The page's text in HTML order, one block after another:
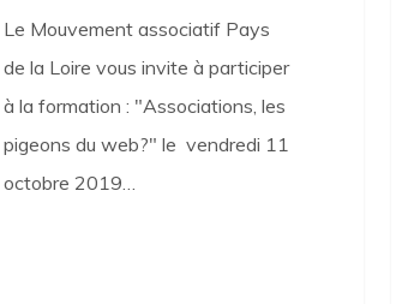
Le Mouvement associatif Pays
de la Loire vous invite à participer
à la formation : "Associations, les
pigeons du web?" le vendredi 11
octobre 2019…